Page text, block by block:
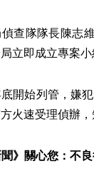
查隊隊長陳志
立即成立專案
開始列管，嫌
火速受理偵辦
》關心您：不良